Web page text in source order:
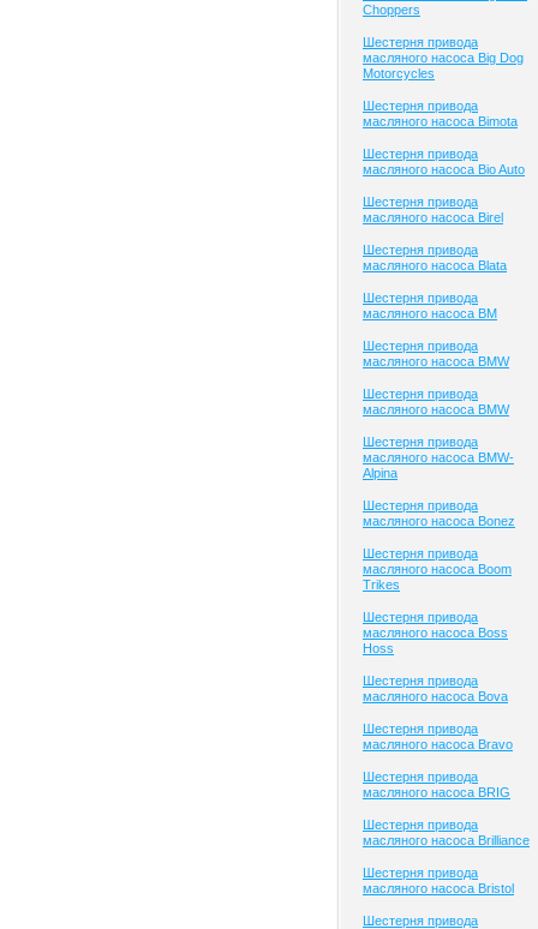
Choppers
Шестерня привода
масляного насоса Big Dog
Motorcycles
Шестерня привода
масляного насоса Bimota
Шестерня привода
масляного насоса Bio Auto
Шестерня привода
масляного насоса Birel
Шестерня привода
масляного насоса Blata
Шестерня привода
масляного насоса BM
Шестерня привода
масляного насоса BMW
Шестерня привода
масляного насоса BMW
Шестерня привода
масляного насоса BMW-
Alpina
Шестерня привода
масляного насоса Bonez
Шестерня привода
масляного насоса Boom
Trikes
Шестерня привода
масляного насоса Boss
Hoss
Шестерня привода
масляного насоса Bova
Шестерня привода
масляного насоса Bravo
Шестерня привода
масляного насоса BRIG
Шестерня привода
масляного насоса Brilliance
Шестерня привода
масляного насоса Bristol
Шестерня привода